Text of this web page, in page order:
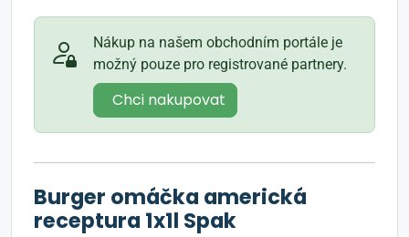
Nákup na našem obchodním portále je
možný pouze pro registrované partnery.
Chci nakupovat
Burger omáčka americká
receptura 1x1l Spak